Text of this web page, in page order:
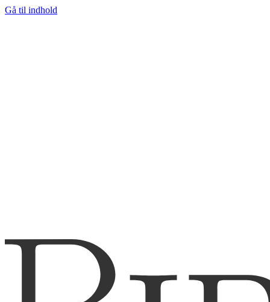
Gå til indhold